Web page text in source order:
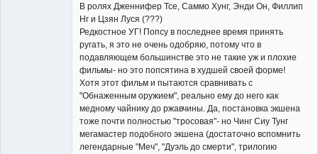
В ролях Дженнифер Тсе, Саммо Хунг, Энди Он, Филлип
Нг и Цзян Луся (???)
Редкостное УГ! Попсу в последнее время принять
ругать, я это не очень одобряю, потому что в
подавляющем большинстве это не такие уж и плохие
фильмы- но это попсятина в худшей своей форме!
Хотя этот фильм и пытаются сравнивать с
"Обнаженным оружием", реально ему до него как
медному чайнику до ржавчины. Да, постановка экшена
тоже почти полностью "тросовая"- но Чинг Сиу Тунг
мегамастер подобного экшена (достаточно вспомнить
легендарные "Меч", "Дуэль до смерти", трилогию